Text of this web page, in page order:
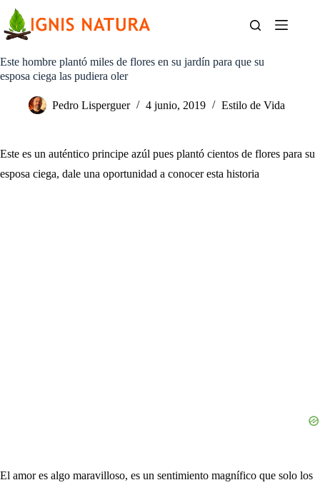
contenido
Este hombre plantó miles de flores en su jardín para que su
esposa ciega las pudiera oler
Pedro Lisperguer 4 junio, 2019 Estilo de Vida
Este es un auténtico principe azúl pues plantó cientos de flores para su
esposa ciega, dale una oportunidad a conocer esta historia
El amor es algo maravilloso, es un sentimiento magnífico que solo los